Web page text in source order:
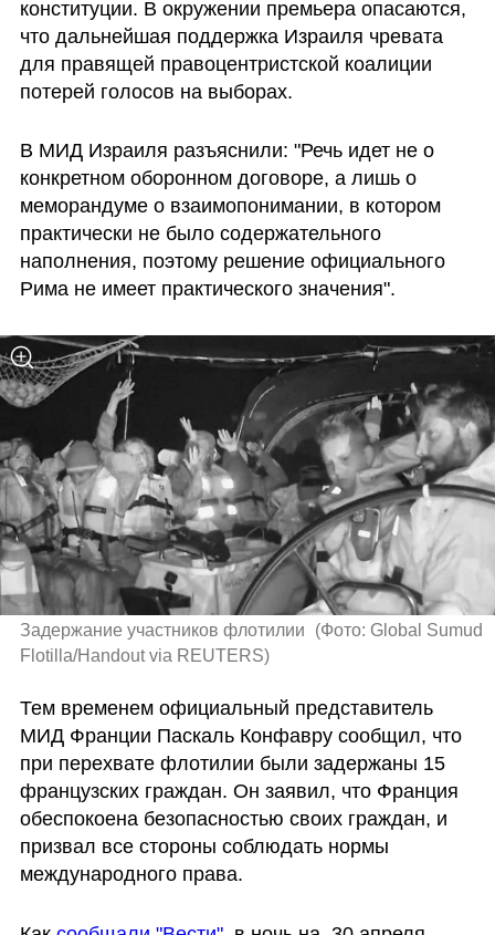
конституции. В окружении премьера опасаются,
что дальнейшая поддержка Израиля чревата
для правящей правоцентристской коалиции
потерей голосов на выборах.
В МИД Израиля разъяснили: "Речь идет не о
конкретном оборонном договоре, а лишь о
меморандуме о взаимопонимании, в котором
практически не было содержательного
наполнения, поэтому решение официального
Рима не имеет практического значения".
Задержание участников флотилии (Фото: Global Sumud
Flotilla/Handout via REUTERS)
Тем временем официальный представитель
МИД Франции Паскаль Конфавру сообщил, что
при перехвате флотилии были задержаны 15
французских граждан. Он заявил, что Франция
обеспокоена безопасностью своих граждан, и
призвал все стороны соблюдать нормы
международного права.